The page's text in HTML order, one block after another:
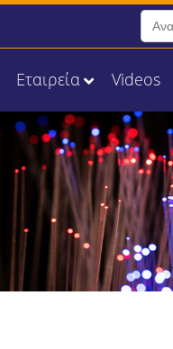
for:
Εταιρεία Videos